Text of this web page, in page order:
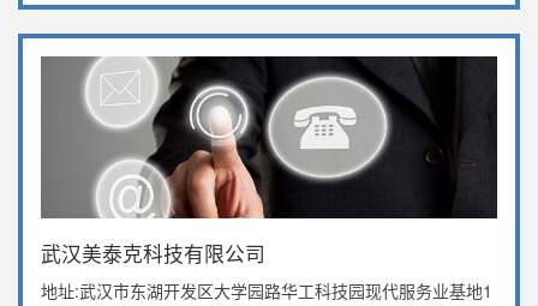
武汉美泰克科技有限公司
地址:武汉市东湖开发区大学园路华工科技园现代服务业基地1